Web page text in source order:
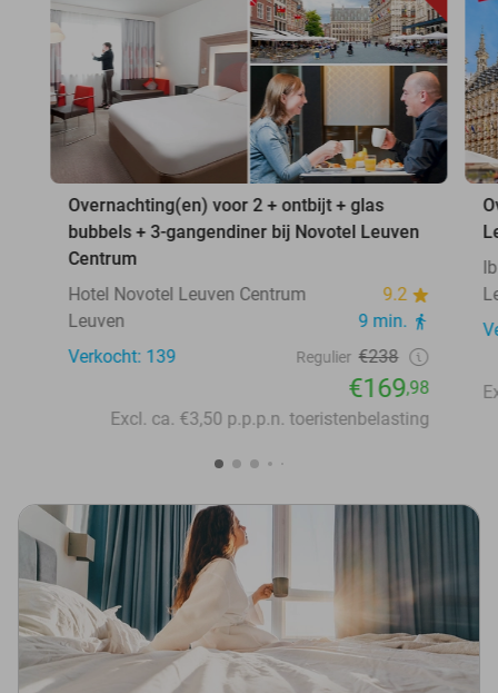
Overnachting(en) voor 2 + ontbijt + glas
bubbels + 3-gangendiner bij Novotel Leuven
Centrum
Hotel Novotel Leuven Centrum
9.2
Leuven
9 min.
Verkocht: 139
Regulier €238
€169,98
Excl. ca. €3,50 p.p.p.n. toeristenbelasting